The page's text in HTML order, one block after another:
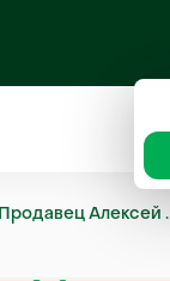
Продавец Алексей .